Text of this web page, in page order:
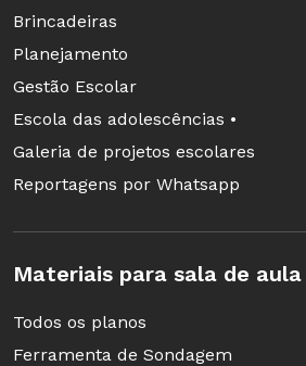
Brincadeiras
Planejamento
Gestão Escolar
Escola das adolescências •
Galeria de projetos escolares
Reportagens por Whatsapp
Materiais para sala de aula
Todos os planos
Ferramenta de Sondagem